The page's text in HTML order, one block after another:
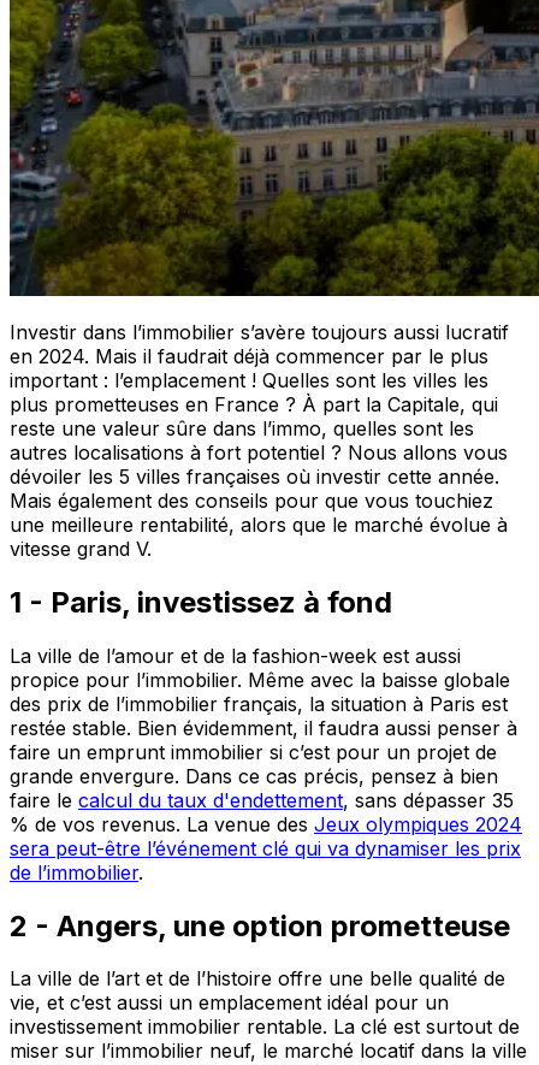
Investir dans l’immobilier s’avère toujours aussi lucratif
en 2024. Mais il faudrait déjà commencer par le plus
important : l’emplacement ! Quelles sont les villes les
plus prometteuses en France ? À part la Capitale, qui
reste une valeur sûre dans l’immo, quelles sont les
autres localisations à fort potentiel ? Nous allons vous
dévoiler les 5 villes françaises où investir cette année.
Mais également des conseils pour que vous touchiez
une meilleure rentabilité, alors que le marché évolue à
vitesse grand V.
1 - Paris, investissez à fond
La ville de l’amour et de la fashion-week est aussi
propice pour l’immobilier. Même avec la baisse globale
des prix de l’immobilier français, la situation à Paris est
restée stable. Bien évidemment, il faudra aussi penser à
faire un emprunt immobilier si c’est pour un projet de
grande envergure. Dans ce cas précis, pensez à bien
faire le calcul du taux d'endettement, sans dépasser 35
% de vos revenus. La venue des Jeux olympiques 2024
sera peut-être l’événement clé qui va dynamiser les prix
de l’immobilier.
2 - Angers, une option prometteuse
La ville de l’art et de l’histoire offre une belle qualité de
vie, et c’est aussi un emplacement idéal pour un
investissement immobilier rentable. La clé est surtout de
miser sur l’immobilier neuf, le marché locatif dans la ville